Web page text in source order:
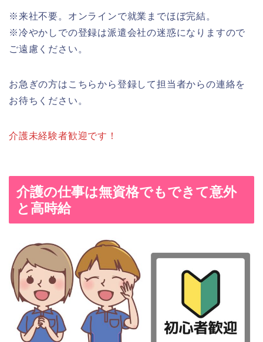
※来社不要。オンラインで就業までほぼ完結。
※冷やかしでの登録は派遣会社の迷惑になりますので
ご遠慮ください。
お急ぎの方はこちらから登録して担当者からの連絡を
お待ちください。
介護未経験者歓迎です！
介護の仕事は無資格でもできて意外
と高時給